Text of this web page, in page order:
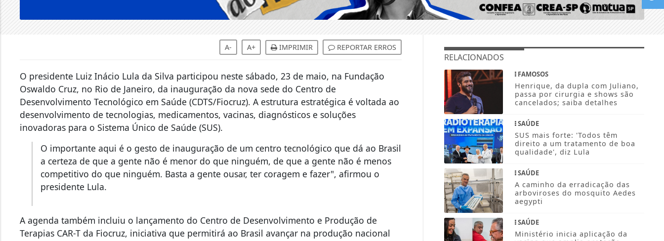
A- A+ IMPRIMIR REPORTAR ERROS
O presidente Luiz Inácio Lula da Silva participou neste sábado, 23 de maio, na Fundação
Oswaldo Cruz, no Rio de Janeiro, da inauguração da nova sede do Centro de
Desenvolvimento Tecnológico em Saúde (CDTS/Fiocruz). A estrutura estratégica é voltada ao
desenvolvimento de tecnologias, medicamentos, vacinas, diagnósticos e soluções
inovadoras para o Sistema Único de Saúde (SUS).
O importante aqui é o gesto de inauguração de um centro tecnológico que dá ao Brasil
a certeza de que a gente não é menor do que ninguém, de que a gente não é menos
competitivo do que ninguém. Basta a gente ousar, ter coragem e fazer", afirmou o
presidente Lula.
A agenda também incluiu o lançamento do Centro de Desenvolvimento e Produção de
Terapias CAR-T da Fiocruz, iniciativa que permitirá ao Brasil avançar na produção nacional
RELACIONADOS
FAMOSOS
Henrique, da dupla com Juliano,
passa por cirurgia e shows são
cancelados; saiba detalhes
SAÚDE
SUS mais forte: 'Todos têm
direito a um tratamento de boa
qualidade', diz Lula
SAÚDE
A caminho da erradicação das
arboviroses do mosquito Aedes
aegypti
SAÚDE
Ministério inicia aplicação da